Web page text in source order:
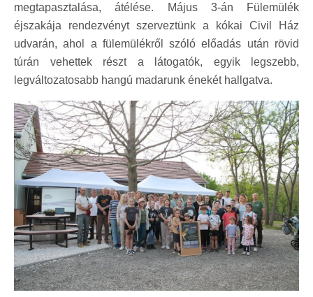
megtapasztalása, átélése. Május 3-án Fülemülék
éjszakája rendezvényt szerveztünk a kókai Civil Ház
udvarán, ahol a fülemülékről szóló előadás után rövid
túrán vehettek részt a látogatók, egyik legszebb,
legváltozatosabb hangú madarunk énekét hallgatva.